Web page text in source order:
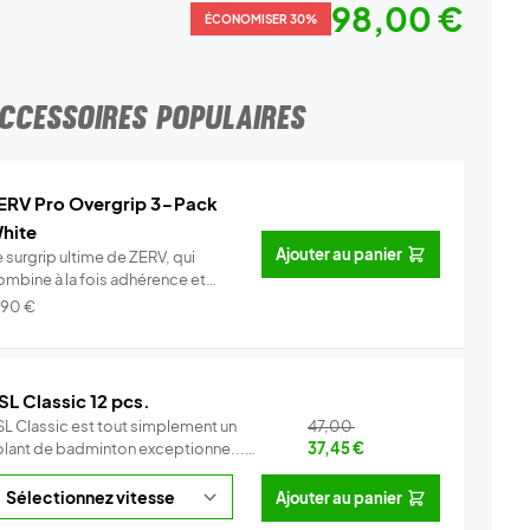
ÉCONOMISER 30% 98,00 €
POPULAIRES
Pro Overgrip 3-Pack
surgrip ultime de ZERV, qui
à la fois adhérence et
Info
€
Ajouter au panier
Classic 12 pcs.
Classic est tout simplement un
de badminton exceptionne...
47,00
37,45€
Ajouter au panier